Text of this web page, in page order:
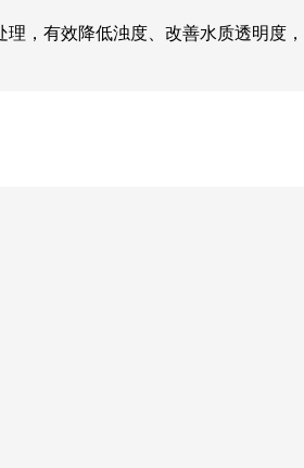
，有效降低浊度、改善水质透明度